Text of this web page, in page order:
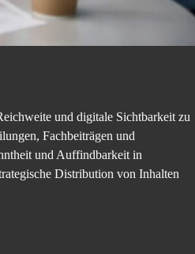
und digitale Sichtbarkeit zu
Fachbeiträgen und
und Auffindbarkeit in
Distribution von Inhalten